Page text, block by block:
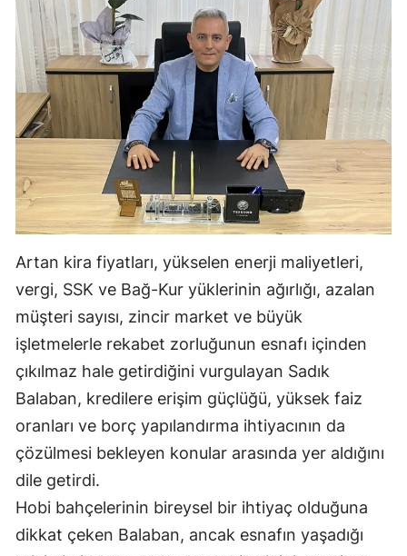
Kahramanmaraş
Mardin
Muş
Nevşehir
Niğde
Ordu
Rize
Sakarya
Samsun
Siirt
Sinop
Sivas
Tokat
Artan kira fiyatları, yükselen enerji maliyetleri,
vergi, SSK ve Bağ-Kur yüklerinin ağırlığı, azalan
müşteri sayısı, zincir market ve büyük
işletmelerle rekabet zorluğunun esnafı içinden
çıkılmaz hale getirdiğini vurgulayan Sadık
Balaban, kredilere erişim güçlüğü, yüksek faiz
oranları ve borç yapılandırma ihtiyacının da
çözülmesi bekleyen konular arasında yer aldığını
dile getirdi.
Hobi bahçelerinin bireysel bir ihtiyaç olduğuna
dikkat çeken Balaban, ancak esnafın yaşadığı